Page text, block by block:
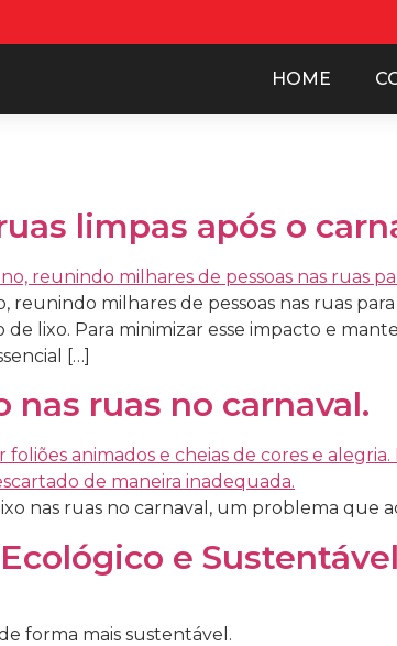
HOME
limpas após o
reunindo milhares de pessoas nas ruas
lixo. Para minimizar esse impacto e
[…]
ruas no carnaval.
nas ruas no carnaval, um problema que
e Sustentável
forma mais sustentável.